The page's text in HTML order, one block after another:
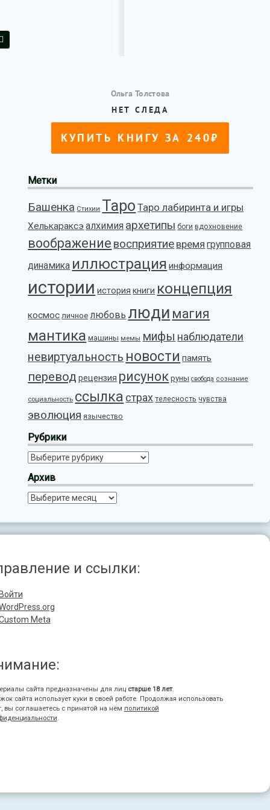
Метки
Башенка Стихии Таро Таро лабиринта и игры
Хелькараксэ алхимия архетипы боги вдохновение
воображение восприятие время групповая
динамика иллюстрация информация
истории история книги концепция
космос личное любовь люди магия
мантика машины мемы мифы наблюдатели
невиртуальность новости память
перевод рецензия рисунок руны свобода сознание
социальность ссылка страх телесность чувства
эволюция язычество
Рубрики
Рубрики
Архив
Архив
и ссылки:
Meta
сайта предназначены для лиц старше 18 лет.
сайта использует куки в своей работе. Продолжая использовать
вы соглашаетесь с принятой на нём политикой
.